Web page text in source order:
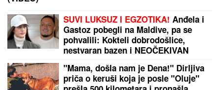
SUVI LUKSUZ I EGZOTIKA! Anđela i
Gastoz pobegli na Maldive, pa se
pohvalili: Kokteli dobrodošlice,
nestvaran bazen i NEOČEKIVAN
"Mama, došla nam je Dena!" Dirljiva
priča o keruši koja je posle "Oluje"